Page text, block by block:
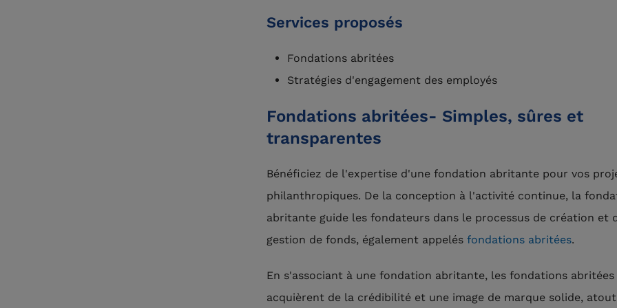
Services proposés
Fondations abritées
Stratégies d'engagement des employés
Fondations abritées- Simples, sûres et
transparentes
Bénéficiez de l'expertise d'une fondation abritante pour vos
philanthropiques. De la conception à l'activité continue, la
abritante guide les fondateurs dans le processus de création et
gestion de fonds, également appelés fondations abritées.
En s'associant à une fondation abritante, les fondations abritées
acquièrent de la crédibilité et une image de marque solide, atout